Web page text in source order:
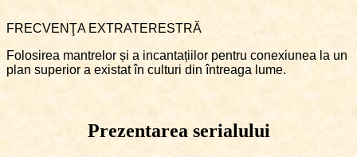
FRECVENŢA EXTRATERESTRĂ
Folosirea mantrelor și a incantațiilor pentru conexiunea la un
plan superior a existat în culturi din întreaga lume.
Prezentarea serialului